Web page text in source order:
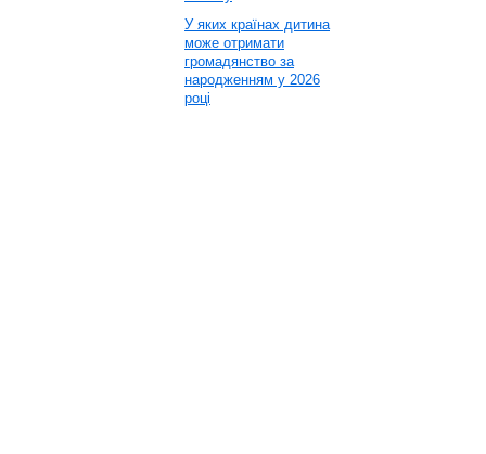
У яких країнах дитина
може отримати
громадянство за
народженням у 2026
році